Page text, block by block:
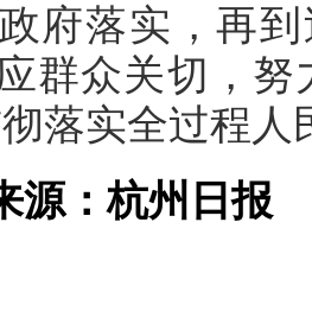
府落实，再
群众关切，
落实全过程
源：杭州日